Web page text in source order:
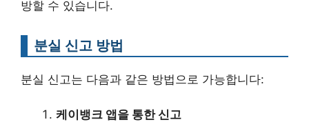
방할 수 있습니다.
분실 신고 방법
분실 신고는 다음과 같은 방법으로 가능합니다:
케이뱅크 앱을 통한 신고